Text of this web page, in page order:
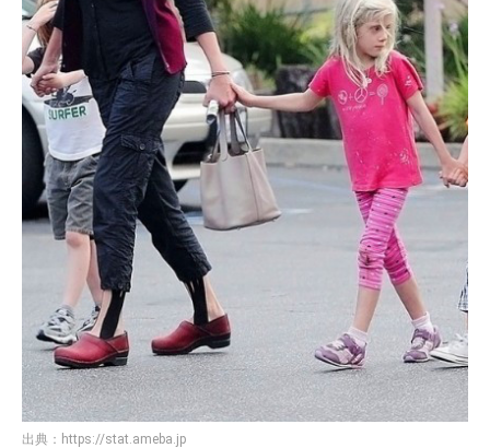
出典： https://stat.ameba.jp